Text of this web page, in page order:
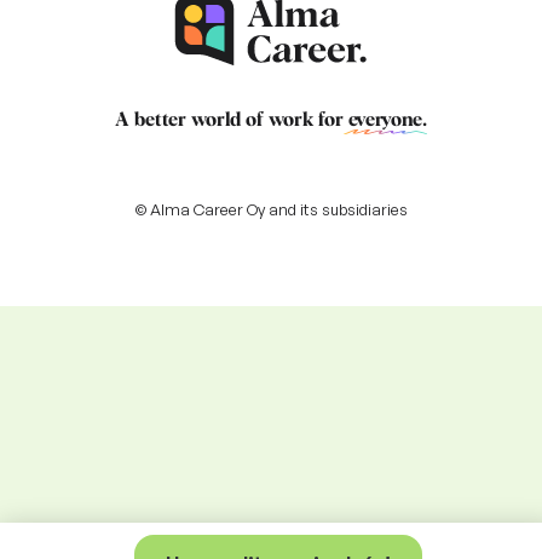
A better world of work for everyone.
© Alma Career Oy and its subsidiaries